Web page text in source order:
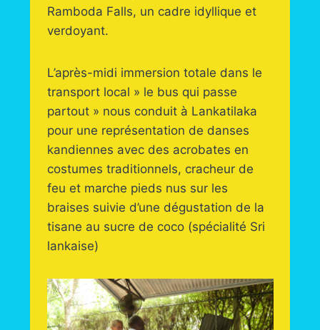
Ramboda Falls, un cadre idyllique et
verdoyant.
L’après-midi immersion totale dans le
transport local » le bus qui passe
partout » nous conduit à Lankatilaka
pour une représentation de danses
kandiennes avec des acrobates en
costumes traditionnels, cracheur de
feu et marche pieds nus sur les
braises suivie d’une dégustation de la
tisane au sucre de coco (spécialité Sri
lankaise)